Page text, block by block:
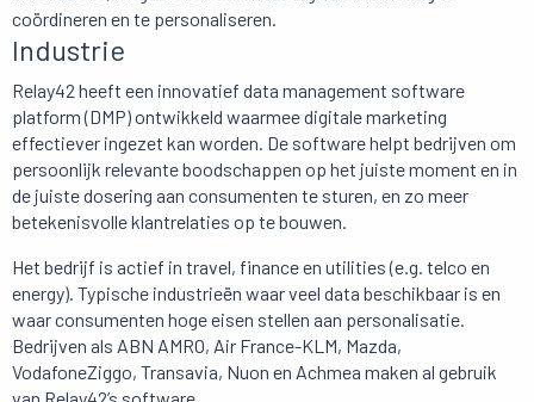
coördineren en te personaliseren.
Industrie
Relay42 heeft een innovatief data management software
platform (DMP) ontwikkeld waarmee digitale marketing
effectiever ingezet kan worden. De software helpt bedrijven om
persoonlijk relevante boodschappen op het juiste moment en in
de juiste dosering aan consumenten te sturen, en zo meer
betekenisvolle klantrelaties op te bouwen.
Het bedrijf is actief in travel, finance en utilities (e.g. telco en
energy). Typische industrieën waar veel data beschikbaar is en
waar consumenten hoge eisen stellen aan personalisatie.
Bedrijven als ABN AMRO, Air France-KLM, Mazda,
VodafoneZiggo, Transavia, Nuon en Achmea maken al gebruik